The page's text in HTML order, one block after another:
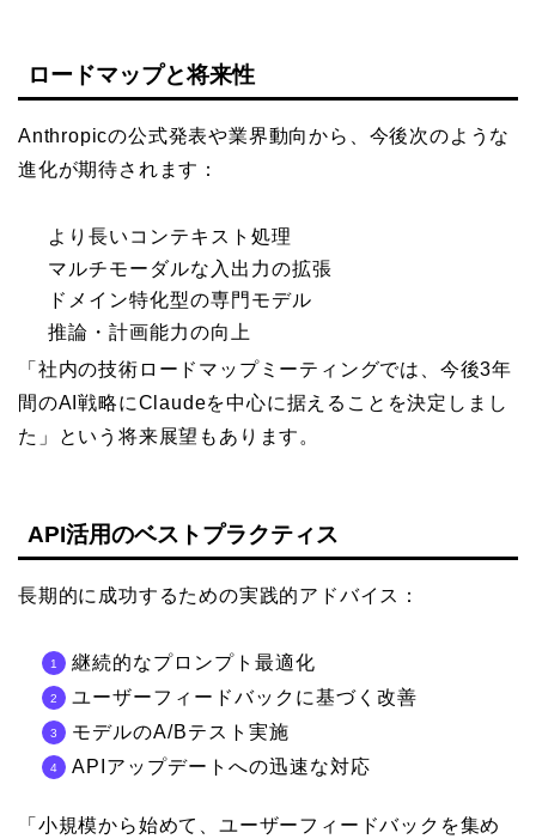
ロードマップと将来性
Anthropicの公式発表や業界動向から、今後次のような
進化が期待されます：
より長いコンテキスト処理
マルチモーダルな入出力の拡張
ドメイン特化型の専門モデル
推論・計画能力の向上
「社内の技術ロードマップミーティングでは、今後3年
間のAI戦略にClaudeを中心に据えることを決定しまし
た」という将来展望もあります。
API活用のベストプラクティス
長期的に成功するための実践的アドバイス：
継続的なプロンプト最適化
ユーザーフィードバックに基づく改善
モデルのA/Bテスト実施
APIアップデートへの迅速な対応
「小規模から始めて、ユーザーフィードバックを集め